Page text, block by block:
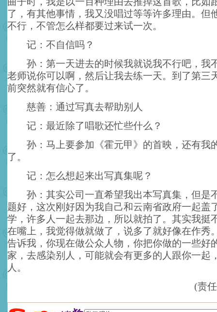
了，有其他事情，我又没唱过等等许多理由。但
不行，不管怎么样都要过来试一次。
记：不自信吗？
孙：第一天进去的时候我就说我不行吧，我
老师说你可以啊，然后让我去练一天。到了第三
前突然就有信心了。
慈善：通过写真去帮助别人
记：最近除了唱歌还忙些什么？
孙：马上要参加《霍元甲》的首映，还有我
了。
记：怎么想起来出写真集呢？
孙：其实公司一直希望我出本写真集，但是
题好，这次刚好因为我自己和云南省政府一起盖
学，许多人一起去那边，所以就拍了。其实我挺
在嘴上，我觉得做就做了，说多了就好像在作秀
告诉我，你现在做公众人物，你把你做的一些好
家，去感染别人，可能就会有更多的人跟你一起
人。
(责